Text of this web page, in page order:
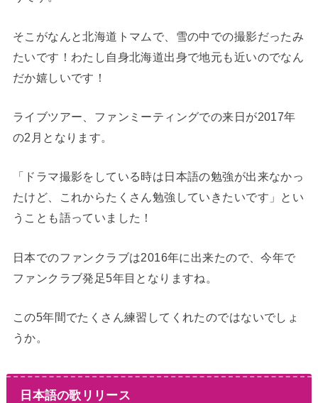
そこがなんと北海道トマムで、雪の中での撮影だったみ
たいです！わたし自身北海道出身で地元も近いのでなん
だか嬉しいです！
ライブツアー、ファンミーティングでの来日が2017年
の2月となります。
「ドラマ撮影をしている時は日本語の勉強が出来なかっ
たけど、これからたくさん勉強していきたいです」とい
うことも語っていました！
日本でのファンクラブは2016年に出来たので、今年で
ファンクラブ発足5年目となりますね。
この5年間でたくさん練習してくれたのではないでしょ
うか。
日本語の歌リリース